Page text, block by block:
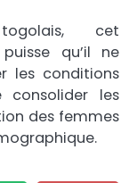
cet
qu’il ne
les conditions
consolider les
des femmes